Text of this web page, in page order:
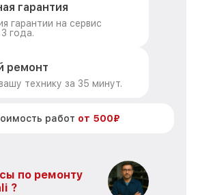
гарантия
гарантии на сервис
года.
ремонт
технику за 35 минут.
работ от 500₽
по ремонту
?